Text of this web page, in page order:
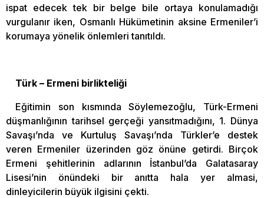
ispat edecek tek bir belge bile ortaya konulamadığı
vurgulanır iken, Osmanlı Hükümetinin aksine Ermeniler’i
korumaya yönelik önlemleri tanıtıldı.
Türk – Ermeni birlikteliği
Eğitimin son kısmında Söylemezoğlu, Türk-Ermeni
düşmanlığının tarihsel gerçeği yansıtmadığını, 1. Dünya
Savaşı’nda ve Kurtuluş Savaşı’nda Türkler’e destek
veren Ermeniler üzerinden göz önüne getirdi. Birçok
Ermeni şehitlerinin adlarının İstanbul’da Galatasaray
Lisesi’nin önündeki bir anıtta hala yer almasi,
dinleyicilerin büyük ilgisini çekti.